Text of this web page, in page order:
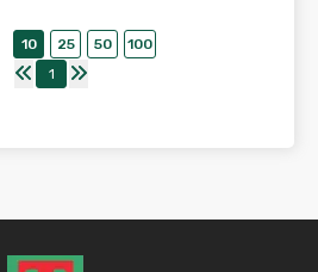
10 25 50
100
1